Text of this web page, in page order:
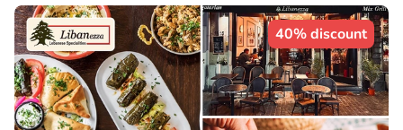
40% discount